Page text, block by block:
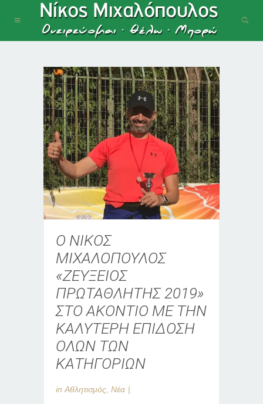
Ο ΝΙΚΟΣ
ΜΙΧΑΛΟΠΟΥΛΟΣ
«ΖΕΥΞΕΙΟΣ
ΠΡΩΤΑΘΛΗΤΗΣ 2019»
ΣΤΟ ΑΚΟΝΤΙΟ ΜΕ ΤΗΝ
ΚΑΛΥΤΕΡΗ ΕΠΙΔΟΣΗ
ΟΛΩΝ ΤΩΝ
ΚΑΤΗΓΟΡΙΩΝ
in Αθλητισμός Νέα